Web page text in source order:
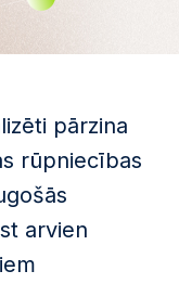
pārzina
rūpniecības
arvien